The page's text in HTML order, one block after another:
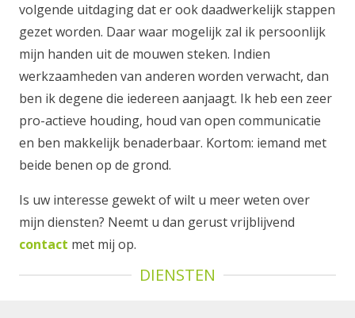
volgende uitdaging dat er ook daadwerkelijk stappen
gezet worden. Daar waar mogelijk zal ik persoonlijk
mijn handen uit de mouwen steken. Indien
werkzaamheden van anderen worden verwacht, dan
ben ik degene die iedereen aanjaagt. Ik heb een zeer
pro-actieve houding, houd van open communicatie
en ben makkelijk benaderbaar. Kortom: iemand met
beide benen op de grond.
Is uw interesse gewekt of wilt u meer weten over
mijn diensten? Neemt u dan gerust vrijblijvend
contact met mij op.
DIENSTEN